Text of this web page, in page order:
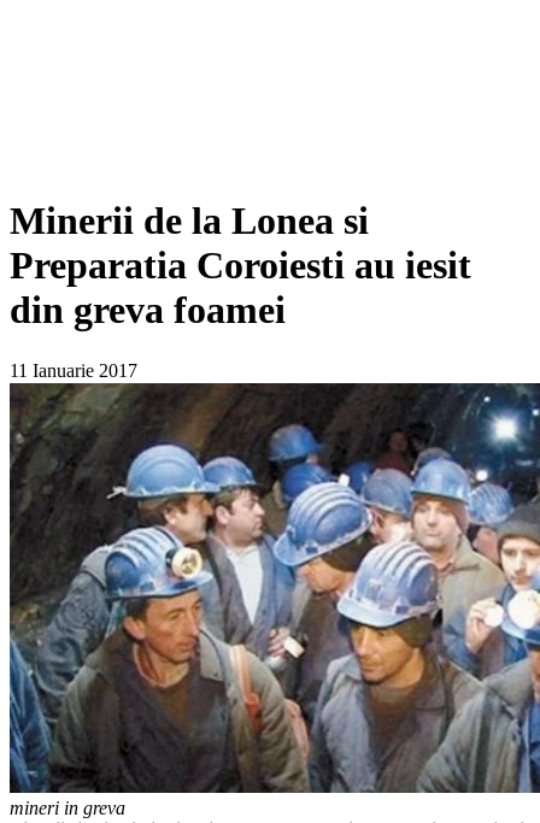
Minerii de la Lonea si
Preparatia Coroiesti au iesit
din greva foamei
11 Ianuarie 2017
mineri in greva